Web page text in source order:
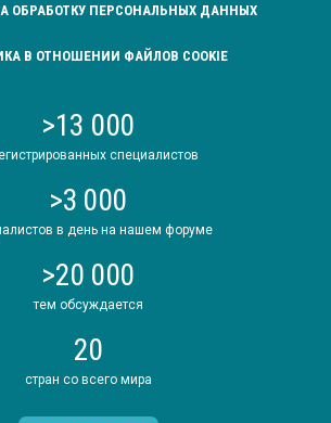
ОБРАБОТКУ ПЕРСОНАЛЬНЫХ ДАННЫХ
В ОТНОШЕНИИ ФАЙЛОВ COOKIE
>13 000
специалистов
>3 000
в день на нашем форуме
>20 000
тем обсуждается
20
стран со всего мира